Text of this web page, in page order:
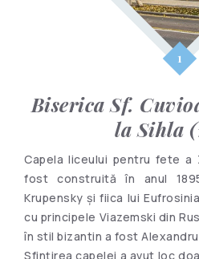
Biserica Sf.
la Sihla
Capela liceului pentru fete a
fost construită în anul
Krupensky şi fiica lui
cu principele Viazemski din
în stil bizantin a fost
Sfinţirea capelei a avut loc